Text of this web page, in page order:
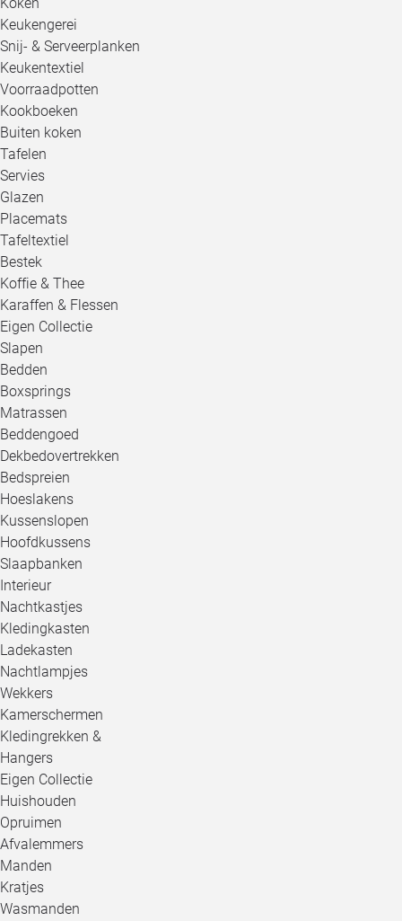
Keukengerei
Snij- & Serveerplanken
Keukentextiel
Voorraadpotten
Kookboeken
Buiten koken
Tafelen
Servies
Glazen
Placemats
Tafeltextiel
Bestek
Koffie & Thee
Karaffen & Flessen
Eigen Collectie
Slapen
Bedden
Boxsprings
Matrassen
Beddengoed
Dekbedovertrekken
Bedspreien
Hoeslakens
Kussenslopen
Hoofdkussens
Slaapbanken
Interieur
Nachtkastjes
Kledingkasten
Ladekasten
Nachtlampjes
Wekkers
Kamerschermen
Kledingrekken &
Hangers
Eigen Collectie
Huishouden
Opruimen
Afvalemmers
Manden
Kratjes
Wasmanden